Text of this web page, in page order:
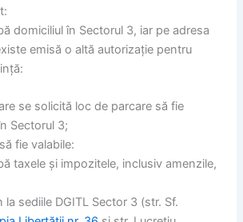
domiciliul în Sectorul 3, iar pe adresa
emisă o altă autorizație pentru
se solicită loc de parcare să fie
Sectorul 3;
fie valabile:
taxele și impozitele, inclusiv amenzile,
la sediile DGITL Sector 3 (str. Sf.